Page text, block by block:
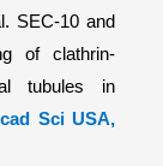
SEC-10 and
of clathrin-
tubules in
Sci USA,